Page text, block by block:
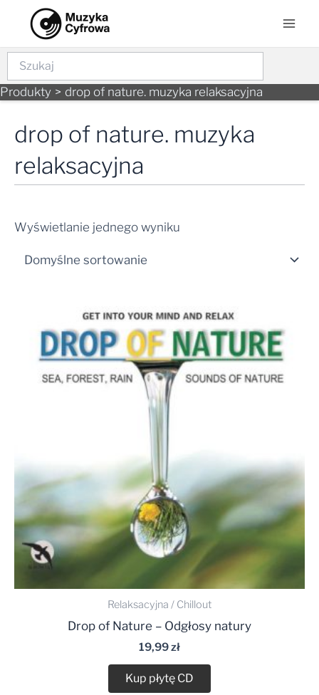
content
Szukaj
Produkty drop of nature. muzyka relaksacyjna
drop of nature. muzyka
relaksacyjna
Wyświetlanie jednego wyniku
Relaksacyjna / Chillout
Drop of Nature – Odgłosy natury
19,99zł
Kup płytę CD